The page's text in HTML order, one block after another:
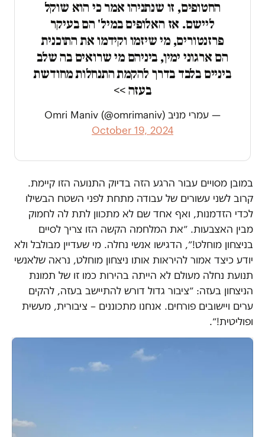
החטופים, זו שנתניהו אמר כי הוא שוקל
ליישם. אז האלופים במיל' הם בעיקר
פרזנטורים, מי שיזמו וקידמו את התוכנית
הם ארגוני ימין, ביניהם מי שרואים בה שלב
ביניים בלבד בדרך להקמת התנחלות מחודשת
בעזה >>
— עמרי מניב Omri Maniv (@omrimaniv)
October 19, 2024
במובן מסויים עבור הרגע הזה בדיוק התנועה הזו קיימת.
קרוב לשני עשורים של עבודה מתחת לפני השטח הבשילו
לכדי הזדמנות, ואף אחד שם לא מתכוון לתת לה לחמוק
מבין האצבעות. ״את המלחמה הקשה הזו צריך לסיים
בניצחון מוחלט!״, הדגישו אנשי נחלה. מי שעדיין מבולבל ולא
יודע כיצד אמור להיראות אותו ניצחון מוחלט, נראה שלאנשי
תנועת נחלה מעולם לא הייתה בהירות כמו זו של תמונת
הניצחון בעזה: ״ציבור גדול דורש להתיישב בעזה, להקים
ערים ויישובים פורחים. אנחנו מתכוננים – ציבורית, מעשית
ופוליטית!״.